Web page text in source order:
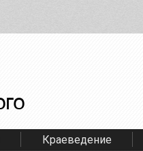
Краеведение